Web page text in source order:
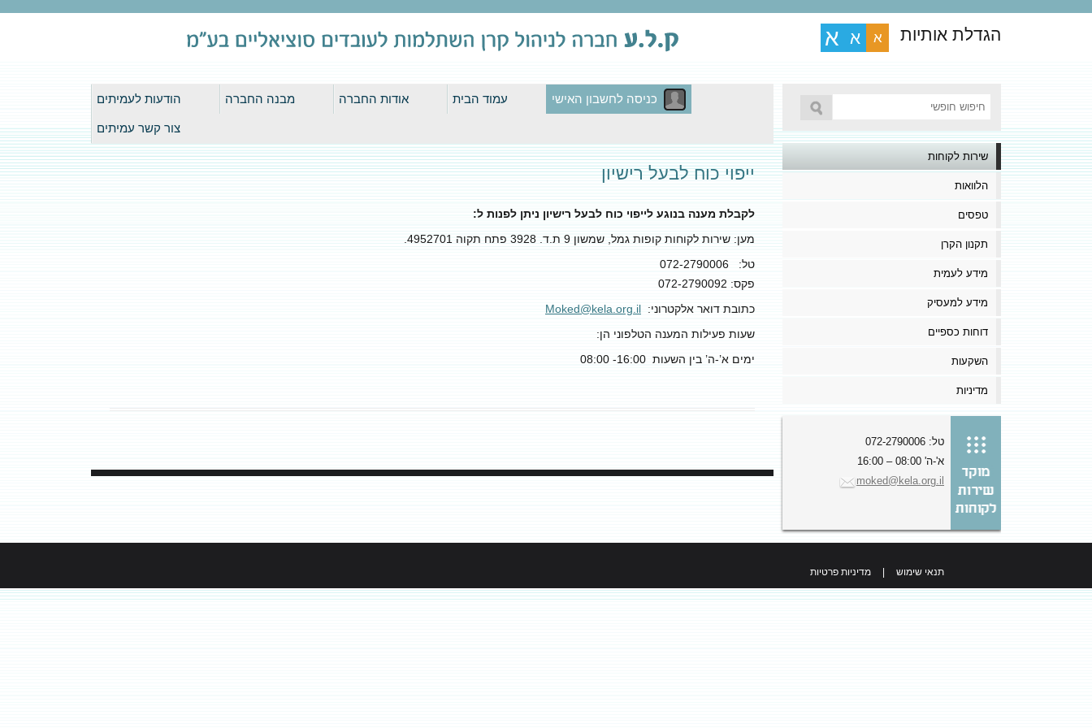
כניסה לחשבון האישי עמוד הבית אודות החברה מבנה החברה הודעות לעמיתים
צור קשר עמיתים
ייפוי כוח לבעל רישיון
לקבלת מענה בנוגע לייפוי כוח לבעל רישיון ניתן לפנות ל:
מען: שירות לקוחות קופות גמל, שמשון 9 ת.ד. 3928 פתח תקוה 4952701.
טל: 072-2790006
פקס: 072-2790092
כתובת דואר אלקטרוני: Moked@kela.org.il
שעות פעילות המענה הטלפוני הן:
ימים א’-ה’ בין השעות 16:00- 08:00
הגדלת אותיות א א א
שירות לקוחות
הלוואות
טפסים
תקנון הקרן
מידע לעמית
מידע למעסיק
דוחות כספיים
השקעות
מדיניות
טל: 072-2790006
א'-ה' 08:00 – 16:00
moked@kela.org.il
תנאי שימוש מדיניות פרטיות